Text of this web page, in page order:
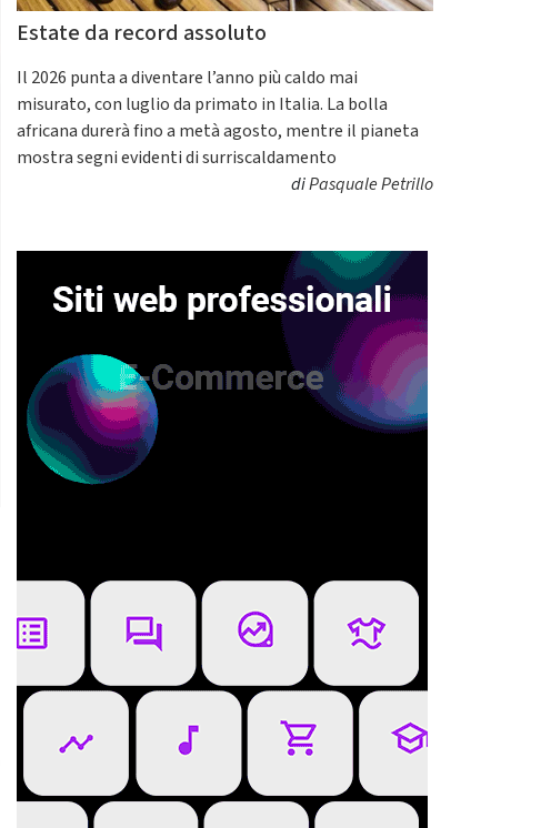
Estate da record assoluto
Il 2026 punta a diventare l’anno più caldo mai
misurato, con luglio da primato in Italia. La bolla
africana durerà fino a metà agosto, mentre il pianeta
mostra segni evidenti di surriscaldamento
diPasquale Petrillo